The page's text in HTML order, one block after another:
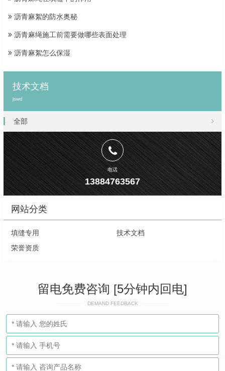
沥青麻絮的防水奥秘
沥青麻绳施工前需要做哪些表面处理
沥青麻絮怎么保湿
技术文档
jswd
全部
电话
13884763567
网站分类
填缝专用
技术文档
荣誉资质
留电免费咨询 [5分钟内回电]
DEMAND FEEDBACK